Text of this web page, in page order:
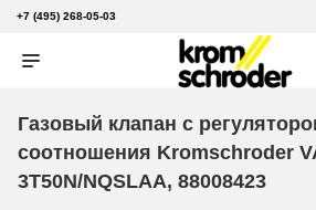
+7 (495) 268-05-03
Газовый клапан с
соотношения Kromschroder
3T50N/NQSLAA, 88008423